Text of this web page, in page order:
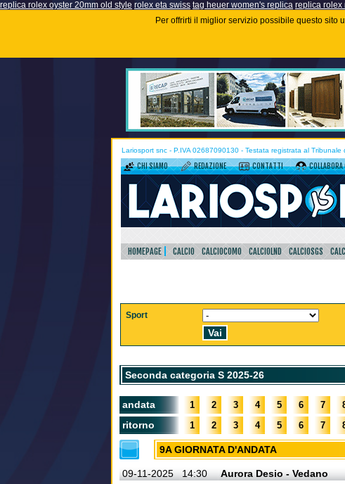
replica rolex oyster 20mm old style rolex eta swiss tag heuer women's replica replica rolex
Per offrirti il miglior servizio possibile questo sito
Lariosport snc - P.IVA 02687090130 - Testata registrata al
CHI SIAMO REDAZIONE CONTATTI
HOMEPAGE
CALCIO CALCIOCOMO CALCIOLND CALCIOSGS
Sport
Seconda categoria S 2025-26
andata 1 2 3 4 5 6 7
ritorno 1 2 3 4 5 6 7
9A GIORNATA D'ANDATA
09-11-2025 14:30 Aurora Desio - Vedano